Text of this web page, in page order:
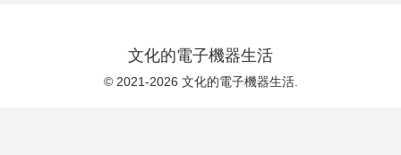
文化的電子機器生活
© 2021-2026 文化的電子機器生活.